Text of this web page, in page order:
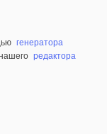
генератора
редактора